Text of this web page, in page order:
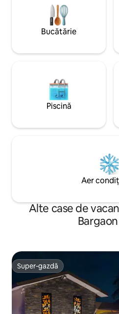
principalele atracții și magazine
Udaipur. 🥞 Micul dejun
casă, este disponibil la cerere,
unei taxe suplimentare.
Bucătărie
Piscină
Aer
Alte case de
Super-gazdă
Super-gazdă